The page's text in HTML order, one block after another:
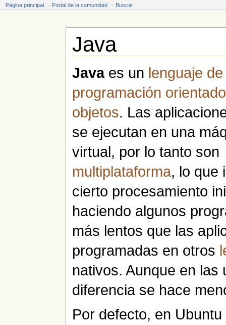
Página principal · Portal de la comunidad · Buscar
Java
Javaes un lenguaje de
programación
objetos. Las
se ejecutan en una
virtual, por lo tanto son
multiplataforma, lo que
cierto procesamiento
haciendo algunos
más lentos que las
programadas en otros
nativos. Aunque en
diferencia se hace
Por defecto, en